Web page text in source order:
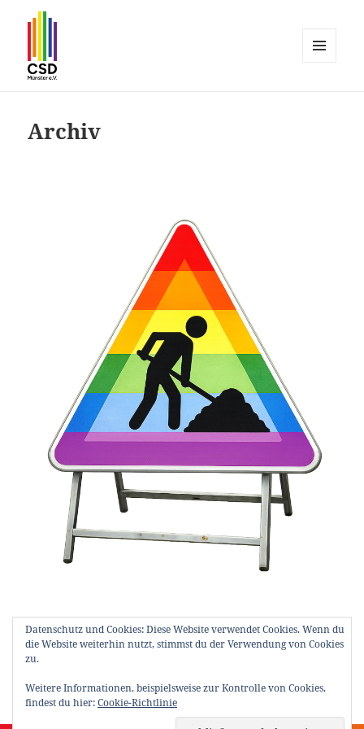
Archiv
Hier ist noch Baustelle. Nach und nach ensteht hier
das Archiv über die vergangenen CSDemos und
Veranstaltungen des CSD Münster e.V.
Datenschutz und Cookies: Diese Website verwendet Cookies. Wenn du
die Website weiterhin nutzt, stimmst du der Verwendung von Cookies
zu.
Weitere Informationen, beispielsweise zur Kontrolle von Cookies,
findest du hier:Cookie-Richtlinie